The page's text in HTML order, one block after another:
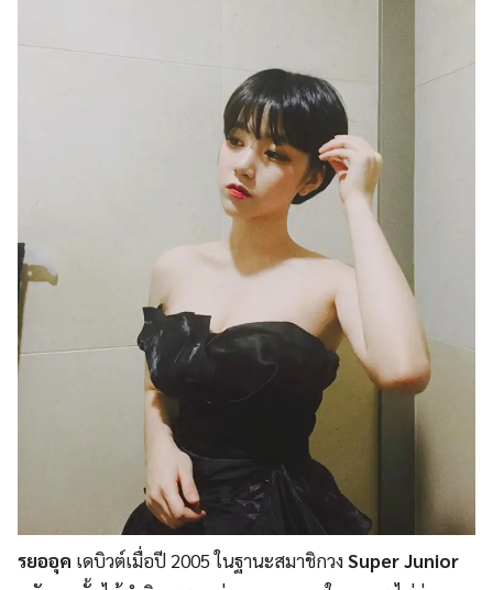
รยออุค เดบิวต์เมื่อปี 2005 ในฐานะสมาชิกวงSuper Junior